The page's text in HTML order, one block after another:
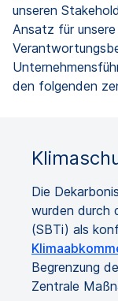
unseren
Ansatz für
den folgenden
Die
wurden durch
(SBTi) als
Begrenzung
Zentrale